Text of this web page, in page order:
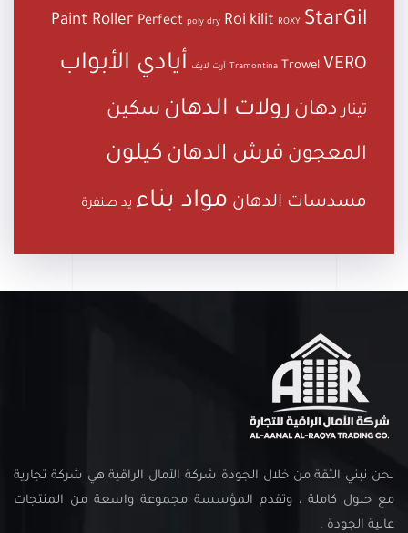
Paint Roller Perfect poly dry Roi kilit ROXY StarGil
Tramontina Trowel VERO آرت لايف أيادي الأبواب
تينار دهان رولات الدهان سكين
المعجون فرش الدهان كيلون
مسدسات الدهان مواد بناء يد صنفرة
نحن نبني الثقة من خلال الجودة شركة الآمال الراقية هي شركة تجارية
مع حلول كاملة ، وتقدم المؤسسة مجموعة واسعة من المنتجات
عالية الجودة .